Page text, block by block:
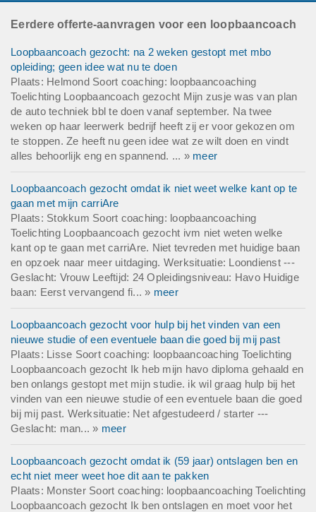
Eerdere offerte-aanvragen voor een loopbaancoach
Loopbaancoach gezocht: na 2 weken gestopt met mbo
opleiding; geen idee wat nu te doen
Plaats: Helmond Soort coaching: loopbaancoaching
Toelichting Loopbaancoach gezocht Mijn zusje was van plan
de auto techniek bbl te doen vanaf september. Na twee
weken op haar leerwerk bedrijf heeft zij er voor gekozen om
te stoppen. Ze heeft nu geen idee wat ze wilt doen en vindt
alles behoorlijk eng en spannend. ... » meer
Loopbaancoach gezocht omdat ik niet weet welke kant op te
gaan met mijn carriAre
Plaats: Stokkum Soort coaching: loopbaancoaching
Toelichting Loopbaancoach gezocht ivm niet weten welke
kant op te gaan met carriAre. Niet tevreden met huidige baan
en opzoek naar meer uitdaging. Werksituatie: Loondienst ---
Geslacht: Vrouw Leeftijd: 24 Opleidingsniveau: Havo Huidige
baan: Eerst vervangend fi... » meer
Loopbaancoach gezocht voor hulp bij het vinden van een
nieuwe studie of een eventuele baan die goed bij mij past
Plaats: Lisse Soort coaching: loopbaancoaching Toelichting
Loopbaancoach gezocht Ik heb mijn havo diploma gehaald en
ben onlangs gestopt met mijn studie. ik wil graag hulp bij het
vinden van een nieuwe studie of een eventuele baan die goed
bij mij past. Werksituatie: Net afgestudeerd / starter ---
Geslacht: man... » meer
Loopbaancoach gezocht omdat ik (59 jaar) ontslagen ben en
echt niet meer weet hoe dit aan te pakken
Plaats: Monster Soort coaching: loopbaancoaching Toelichting
Loopbaancoach gezocht Ik ben ontslagen en moet voor het